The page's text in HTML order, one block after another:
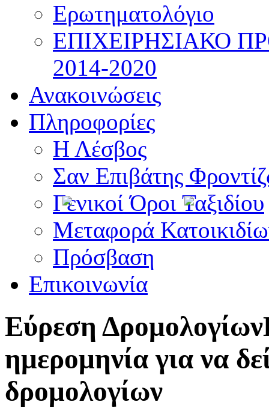
Ερωτηματολόγιο
ΕΠΙΧΕΙΡΗΣΙΑΚΟ
2014-2020
Ανακοινώσεις
Πληροφορίες
Η Λέσβος
Σαν Επιβάτης
Γενικοί Όροι Ταξιδίου
Μεταφορά
Πρόσβαση
Επικοινωνία
Εύρεση Δρομολογίων
ημερομηνία για να
δρομολογίων